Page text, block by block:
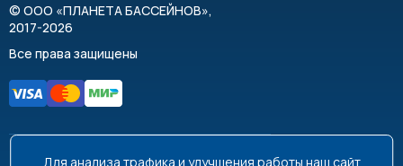
© ООО «ПЛАНЕТА БАССЕЙНОВ»,
2017-2026
Все права защищены
Для анализа трафика и улучшения работы наш сайт